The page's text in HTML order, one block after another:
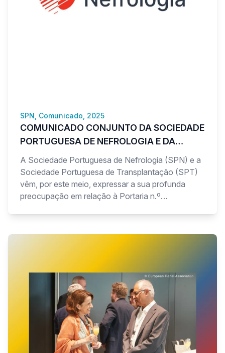
SPN, Comunicado, 2025
COMUNICADO CONJUNTO DA SOCIEDADE
PORTUGUESA DE NEFROLOGIA E DA
SOCIEDADE PORTUGUESA DE
TRANSPLANTAÇÃO
A Sociedade Portuguesa de Nefrologia (SPN) e a
Sociedade Portuguesa de Transplantação (SPT)
vêm, por este meio, expressar a sua profunda
preocupação em relação à Portaria n.º